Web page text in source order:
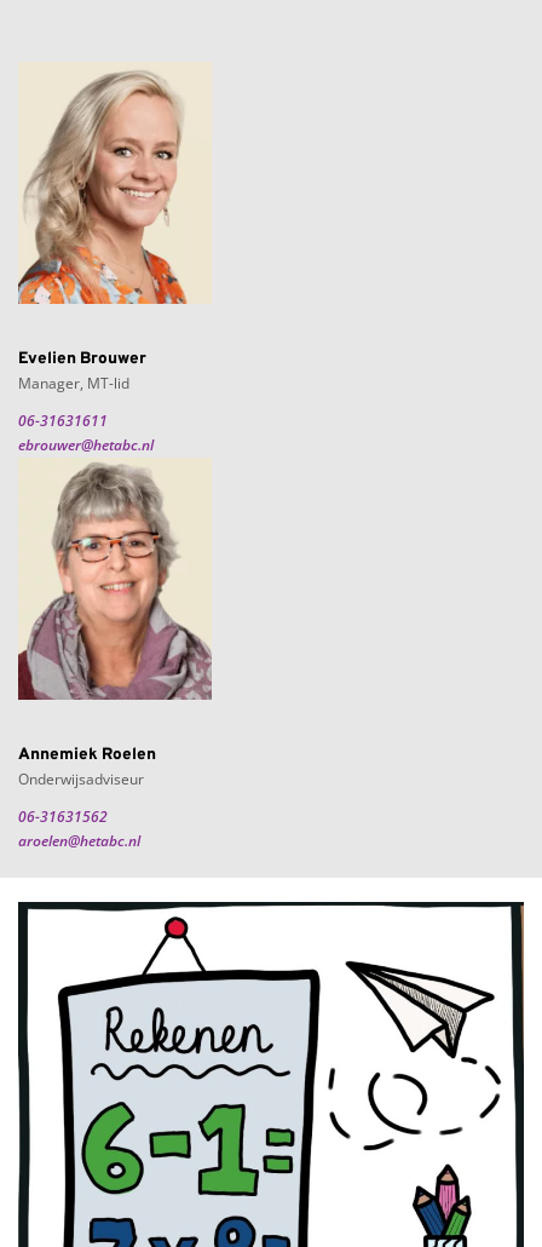
Evelien Brouwer
Manager, MT-lid
06-31631611
ebrouwer@hetabc.nl
Annemiek Roelen
Onderwijsadviseur
06-31631562
aroelen@hetabc.nl